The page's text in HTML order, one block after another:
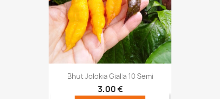
Bhut Jolokia Gialla 10 Semi
3,00 €